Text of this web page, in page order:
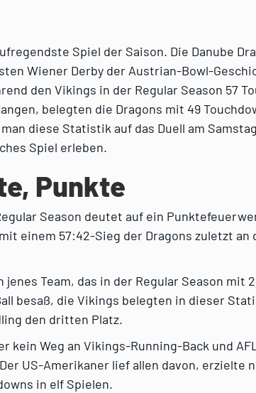
Spiel der Saison. Die Danube
Wiener Derby der Austrian-Bowl-
den Vikings in der Regular Season 57
belegten die Dragons mit 49
diese Statistik auf das Duell am
Spiel erleben.
Punkte
Season deutet auf ein
einem 57:42-Sieg der Dragons zuletzt an
jenes Team, das in der Regular Season mit
besaß, die Vikings belegten in dieser
den dritten Platz.
kein Weg an Vikings-Running-Back und
US-Amerikaner lief allen davon, erzielte
in elf Spielen.